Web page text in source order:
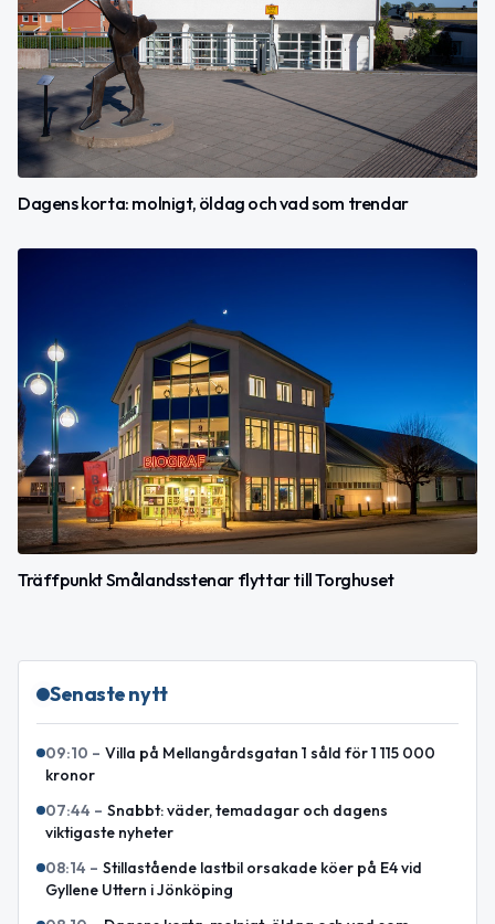
Dagens korta: molnigt, öldag och vad som trendar
Träffpunkt Smålandsstenar flyttar till Torghuset
Senaste nytt
09:10 – Villa på Mellangårdsgatan 1 såld för 1 115 000
kronor
07:44 – Snabbt: väder, temadagar och dagens
viktigaste nyheter
08:14 – Stillastående lastbil orsakade köer på E4 vid
Gyllene Uttern i Jönköping